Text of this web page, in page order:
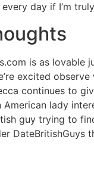
day if I’m
is as lovable
excited
continues to
American lady
guy trying to
DateBritishGuys